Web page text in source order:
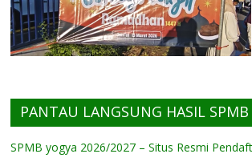
PANTAU LANGSUNG HASIL
SPMB yogya 2026/2027 – Situs Resmi